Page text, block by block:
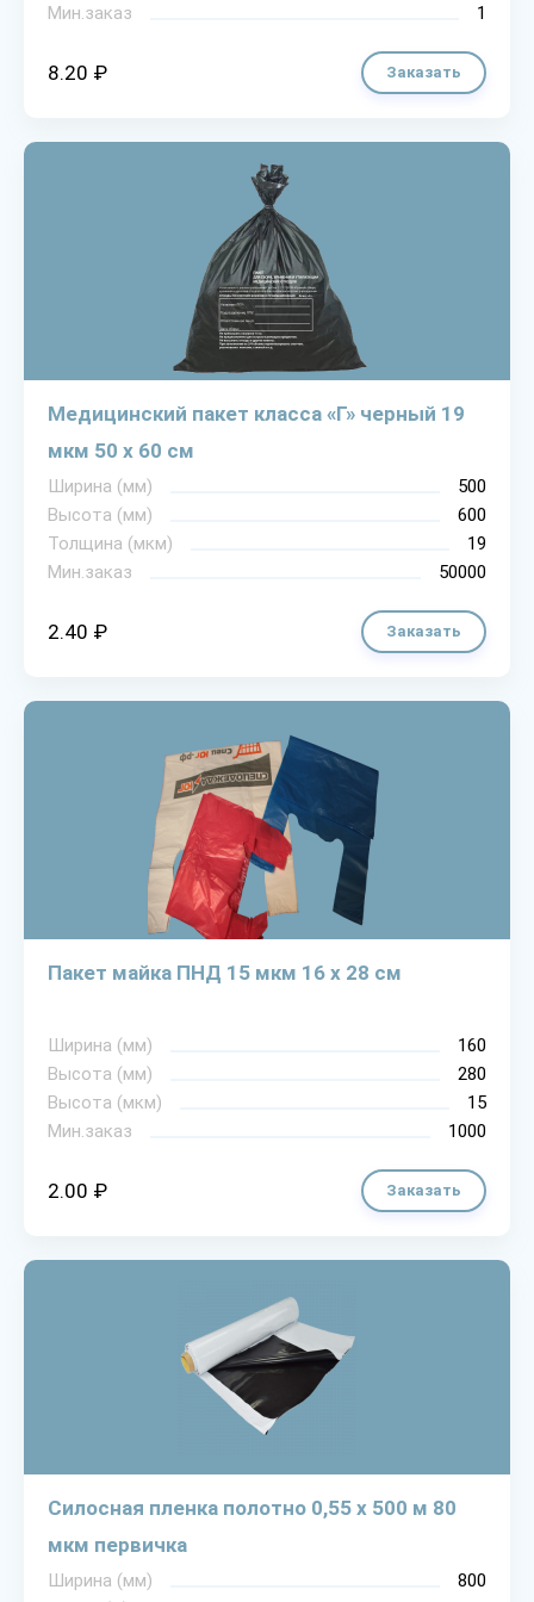
Мин.заказ 1
8.20 ₽ Заказать
Медицинский пакет класса «Г» черный 19
мкм 50 х 60 см
Ширина (мм)
500
Высота (мм)
600
Толщина (мкм)
19
Мин.заказ
50000
2.40 ₽ Заказать
Пакет майка ПНД 15 мкм 16 х 28 см
Ширина (мм)
160
Высота (мм)
280
Высота (мкм)
15
Мин.заказ
1000
2.00 ₽ Заказать
Силосная пленка полотно 0,55 х 500 м 80
мкм первичка
Ширина (мм)
800